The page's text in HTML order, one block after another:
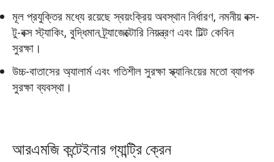
মূল প্রযুক্তির মধ্যে রয়েছে স্বয়ংক্রিয় অবস্থান নির্ধারণ, নমনীয় বক্স-
টু-বক্স স্ট্যাকিং, বুদ্ধিমান ট্র্যাজেক্টোরি নিয়ন্ত্রণ এবং টিল্ট কেবিন
সুরক্ষা।
উচ্চ-বাতাসের অ্যালার্ম এবং গতিশীল সুরক্ষা স্ক্যানিংয়ের মতো ব্যাপক
সুরক্ষা ব্যবস্থা।
আরএমজি কন্টেইনার গ্যান্ট্রি ক্রেন